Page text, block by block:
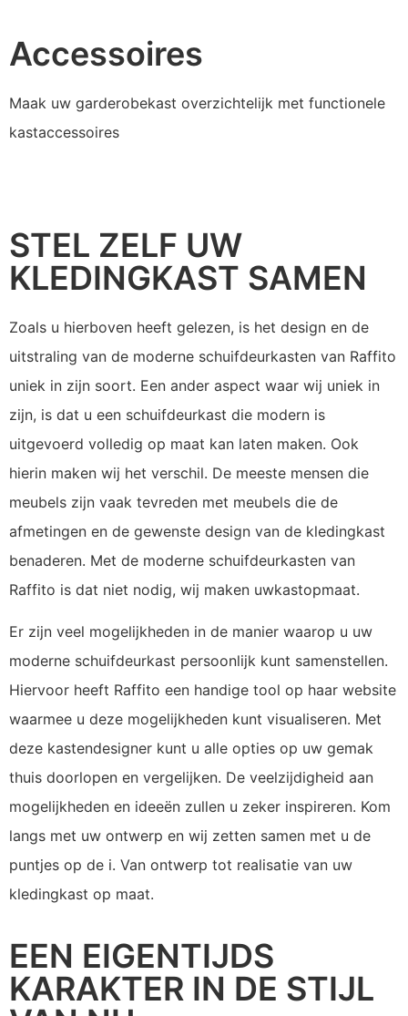
Accessoires
Maak uw garderobekast overzichtelijk met functionele
kastaccessoires
STEL ZELF UW
KLEDINGKAST SAMEN
Zoals u hierboven heeft gelezen, is het design en de
uitstraling van de moderne schuifdeurkasten van Raffito
uniek in zijn soort. Een ander aspect waar wij uniek in
zijn, is dat u een schuifdeurkast die modern is
uitgevoerd volledig op maat kan laten maken. Ook
hierin maken wij het verschil. De meeste mensen die
meubels zijn vaak tevreden met meubels die de
afmetingen en de gewenste design van de kledingkast
benaderen. Met de moderne schuifdeurkasten van
Raffito is dat niet nodig, wij maken uwkastopmaat.
Er zijn veel mogelijkheden in de manier waarop u uw
moderne schuifdeurkast persoonlijk kunt samenstellen.
Hiervoor heeft Raffito een handige tool op haar website
waarmee u deze mogelijkheden kunt visualiseren. Met
deze kastendesigner kunt u alle opties op uw gemak
thuis doorlopen en vergelijken. De veelzijdigheid aan
mogelijkheden en ideeën zullen u zeker inspireren. Kom
langs met uw ontwerp en wij zetten samen met u de
puntjes op de i. Van ontwerp tot realisatie van uw
kledingkast op maat.
EEN EIGENTIJDS
KARAKTER IN DE STIJL